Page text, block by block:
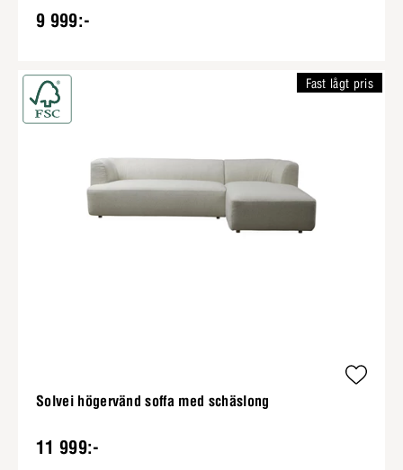
9 999:-
Solvei högervänd soffa med schäslong
11 999:-
Fast lågt pris